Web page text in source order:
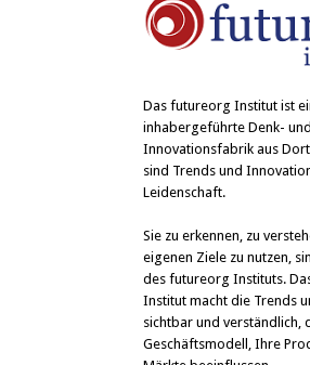
Das futureorg Institut ist
inhabergeführte Denk- und
Innovationsfabrik aus
sind Trends und
Leidenschaft.
Sie zu erkennen, zu
eigenen Ziele zu nutzen,
des futureorg Instituts.
Institut macht die Trends
sichtbar und verständlich,
Geschäftsmodell, Ihre